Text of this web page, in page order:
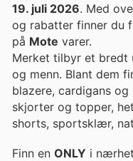
19. juli 2026. Med
og rabatter finner du
på Mote varer.
Merket tilbyr et bredt
og menn. Blant dem
blazere, cardigans og
skjorter og topper,
shorts, sportsklær,
Finn en ONLY i